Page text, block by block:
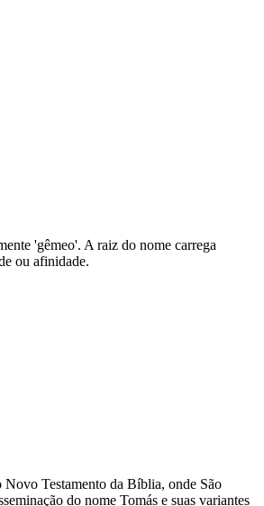
'gêmeo'. A raiz do nome carrega
ou afinidade.
Novo Testamento da Bíblia, onde São
do nome Tomás e suas variantes